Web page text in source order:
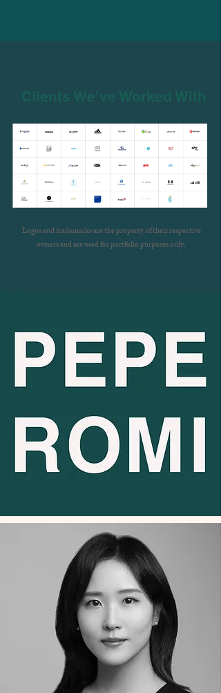
Logos and trademarks are the property of their respective
owners and are used for portfolio purposes only.
Clients We’ve Worked With